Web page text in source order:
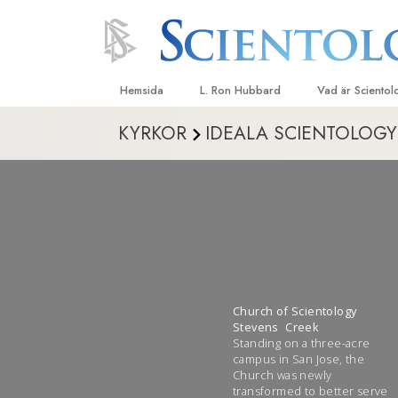
Hemsida L. Ron Hubbard Vad är
Trossatser och
Vad
Scientologys
En introduktion
Kärlek och hat –
Vad är storhet?
KYRKOR IDEALA
Church of Scientology
Stevens Creek
Standing on a three-acre
campus in San Jose, the
Church was newly
transformed to better serve